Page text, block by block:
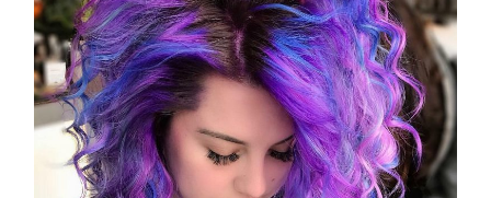
TONI&GUY
A Natale regala una doppia
TONI&GUY “Feel Good Experience”!
TONI&GUY
LABEL.M lancia la sua innovativa ed
eco-sostenibile linea di prodotti